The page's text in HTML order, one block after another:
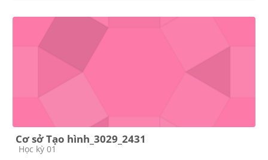
Cơ sở Tạo hình_3029_2431
Course category
Học kỳ 01